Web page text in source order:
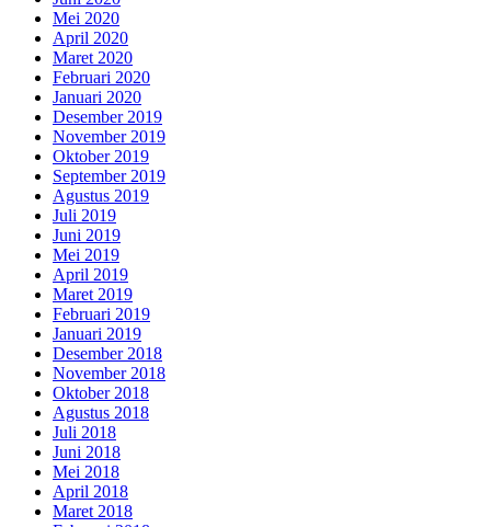
Mei 2020
April 2020
Maret 2020
Februari 2020
Januari 2020
Desember 2019
November 2019
Oktober 2019
September 2019
Agustus 2019
Juli 2019
Juni 2019
Mei 2019
April 2019
Maret 2019
Februari 2019
Januari 2019
Desember 2018
November 2018
Oktober 2018
Agustus 2018
Juli 2018
Juni 2018
Mei 2018
April 2018
Maret 2018